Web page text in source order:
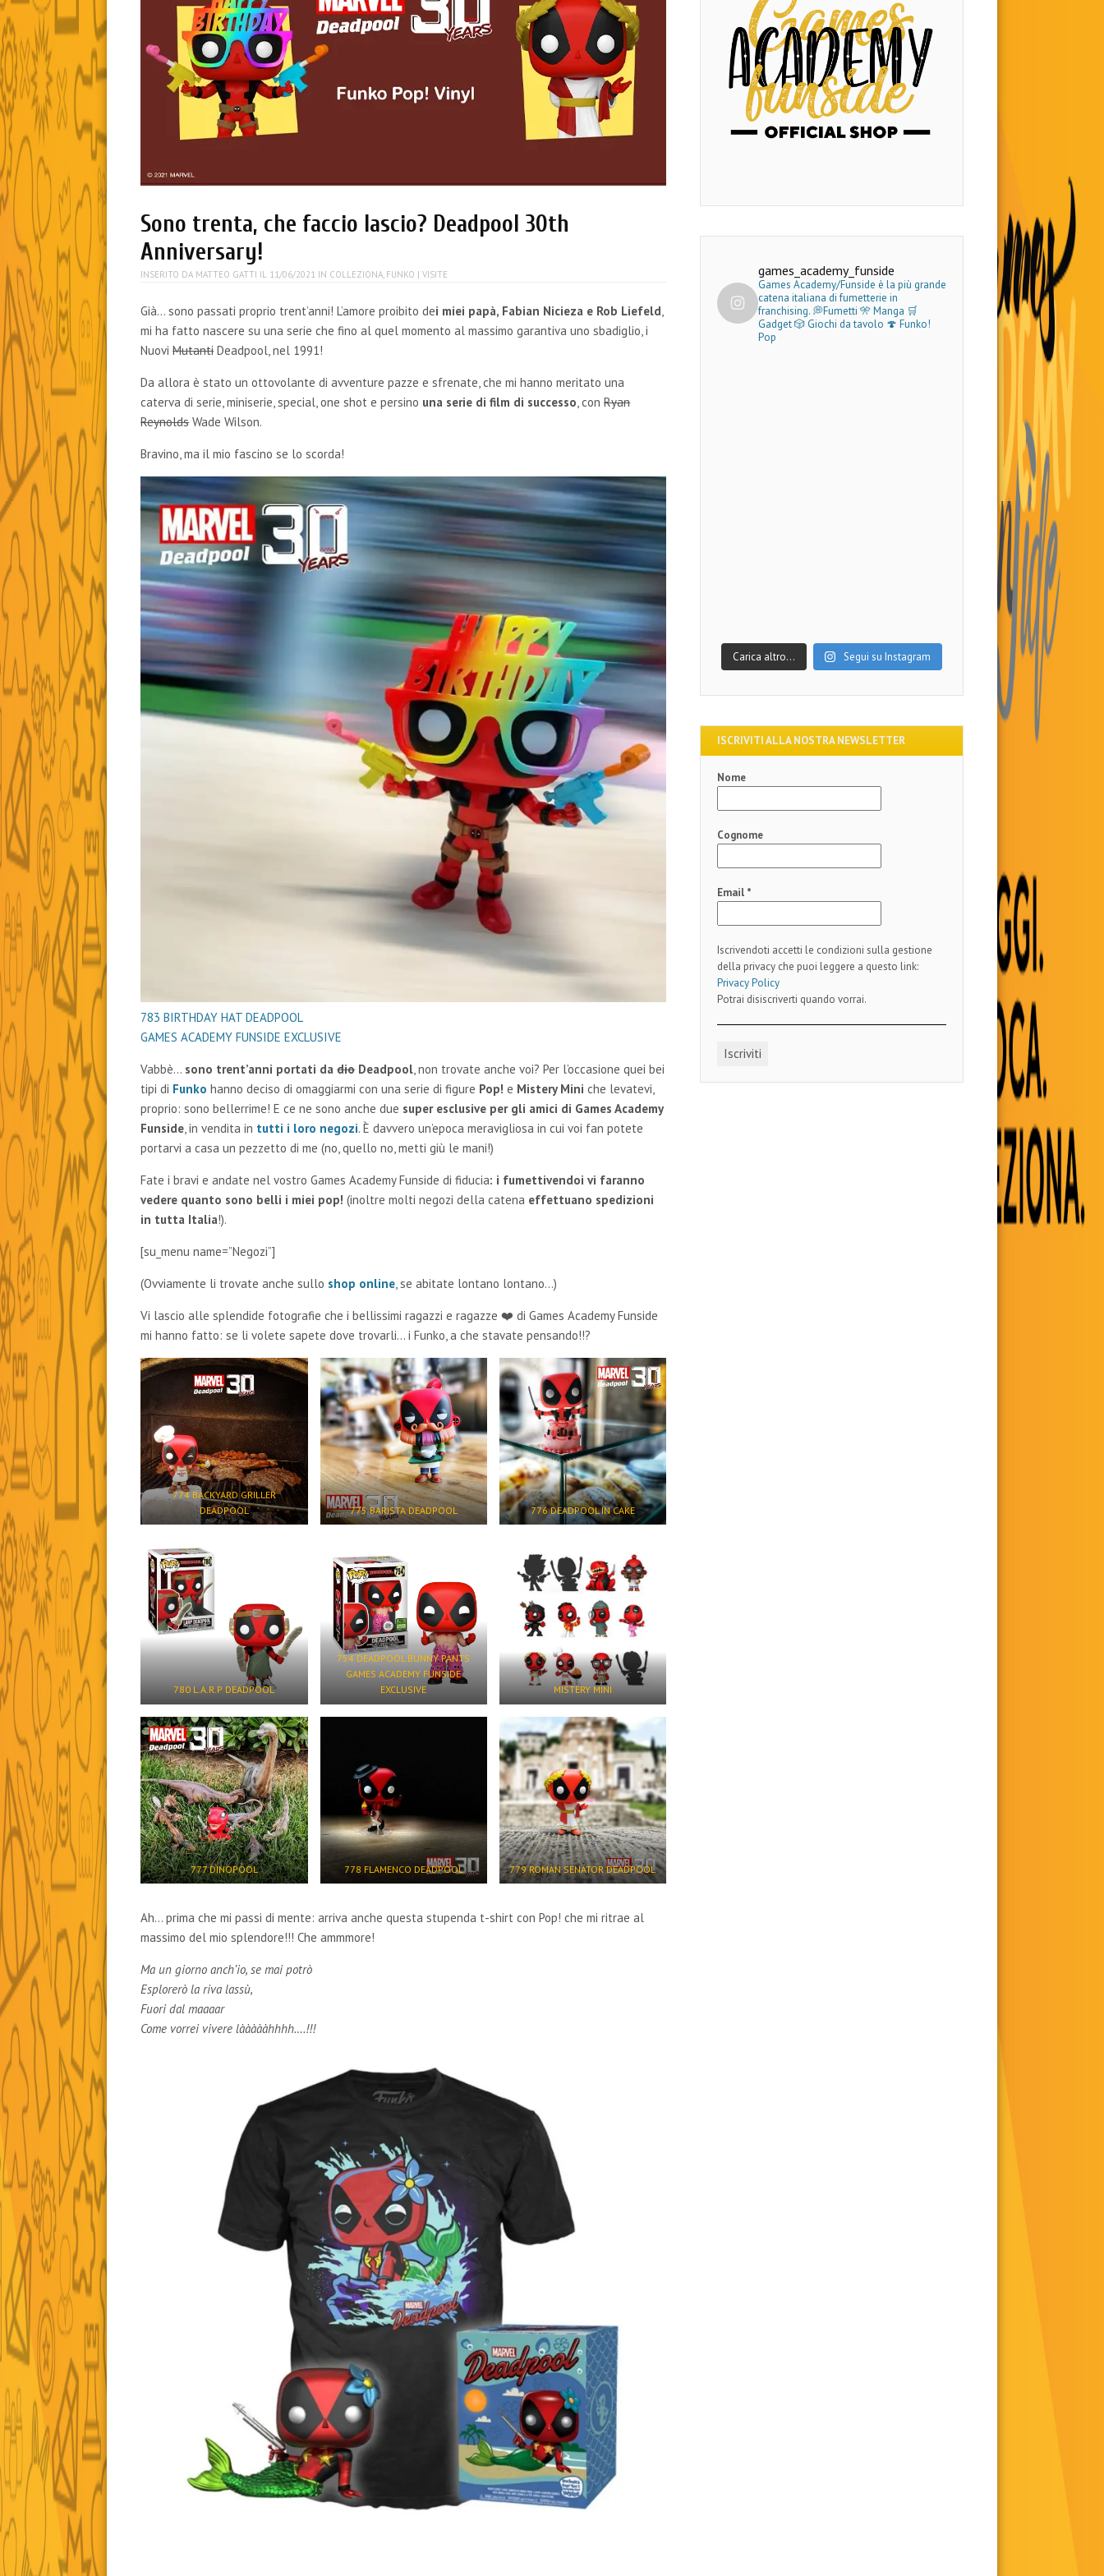
Sono trenta, che faccio lascio? Deadpool 30th
Anniversary!
INSERITO DA MATTEO GATTI IL 11/06/2021 IN COLLEZIONA, FUNKO | VISITE
Già… sono passati proprio trent’anni! L’amore proibito dei miei papà, Fabian Nicieza e Rob Liefeld,
mi ha fatto nascere su una serie che fino al quel momento al massimo garantiva uno sbadiglio, i
NuoviMutantiDeadpool, nel 1991!
Da allora è stato un ottovolante di avventure pazze e sfrenate, che mi hanno meritato una
caterva di serie, miniserie, special, one shot e persino una serie di film di successo, conRyan
ReynoldsWade Wilson.
Bravino, ma il mio fascino se lo scorda!
783 BIRTHDAY HAT DEADPOOL
GAMES ACADEMY FUNSIDE EXCLUSIVE
Vabbè… sono trent’anni portati dadioDeadpool, non trovate anche voi? Per l’occasione quei bei
tipi di Funko hanno deciso di omaggiarmi con una serie di figure Pop! e Mistery Mini che levatevi,
proprio: sono bellerrime! E ce ne sono anche due super esclusive per gli amici di Games Academy
Funside, in vendita in tutti i loro negozi. È davvero un’epoca meravigliosa in cui voi fan potete
portarvi a casa un pezzetto di me (no, quello no, metti giù le mani!)
Fate i bravi e andate nel vostro Games Academy Funside di fiducia: i fumettivendoi vi faranno
vedere quanto sono belli i miei pop! (inoltre molti negozi della catena effettuano spedizioni
in tutta Italia!).
[su_menu name=”Negozi”]
(Ovviamente li trovate anche sullo shop online, se abitate lontano lontano…)
Vi lascio alle splendide fotografie che i bellissimi ragazzi e ragazze ❤️ di Games Academy Funside
mi hanno fatto: se li volete sapete dove trovarli… i Funko, a che stavate pensando!!?
774 BACKYARD GRILLER
DEADPOOL
775 BARISTA DEADPOOL 776 DEADPOOL IN CAKE
780 L.A.R.P DEADPOOL
754 DEADPOOL BUNNY PANTS
GAMES ACADEMY FUNSIDE
EXCLUSIVE
MISTERY MINI
777 DINOPOOL 778 FLAMENCO DEADPOOL 779 ROMAN SENATOR DEADPOOL
Ah… prima che mi passi di mente: arriva anche questa stupenda t-shirt con Pop! che mi ritrae al
massimo del mio splendore!!! Che ammmore!
Ma un giorno anch’io, se mai potrò
Esplorerò la riva lassù,
Fuori dal maaaar
Come vorrei vivere làààààhhhh….!!!
games_academy_funside
Games Academy/Funside è la più grande
catena italiana di fumetterie in
franchising.💭Fumetti 🎌 Manga 🛒
Gadget🎲 Giochi da tavolo 🍄 Funko!
Pop
Carica altro… Segui su Instagram
ISCRIVITI ALLA NOSTRA NEWSLETTER
Nome
Cognome
Email *
Iscrivendoti accetti le condizioni sulla gestione
della privacy che puoi leggere a questo link:
Privacy Policy
Potrai disiscriverti quando vorrai.